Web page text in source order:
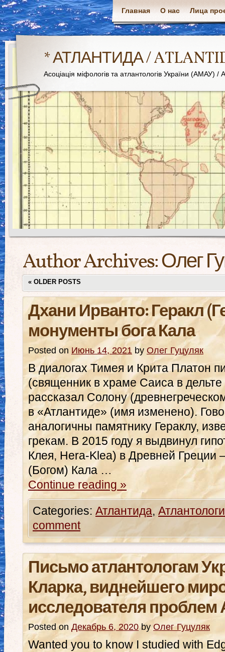
Главная О нас Лица
* АТЛАНТИДА /
Асоціація міфологів та атлантологів України
Author Archives:Олег
« OLDER POSTS
Дхани Ирванто: Геракл
монументы бога Кала
Posted on Июнь 14, 2021 by Олег Гуцуляк
В диалогах Тимея и Крита Платон
(священник в храме Саиса в
рассказал Солону
в «Атлантиде» (имя изменено).
аналогичны памятнику Гераклу,
грекам. В 2015 году я выдвинул
Клея, Hera-Klea) в Древней Греции
(Богом) Кала …
Continue reading »
Categories: Атлантида,
comment
Письмо атлантологам
Кларка, виднейшего
исследователя
Posted on Декабрь 6, 2020 by Олег Гуцуляк
Wanted you to know I studied with